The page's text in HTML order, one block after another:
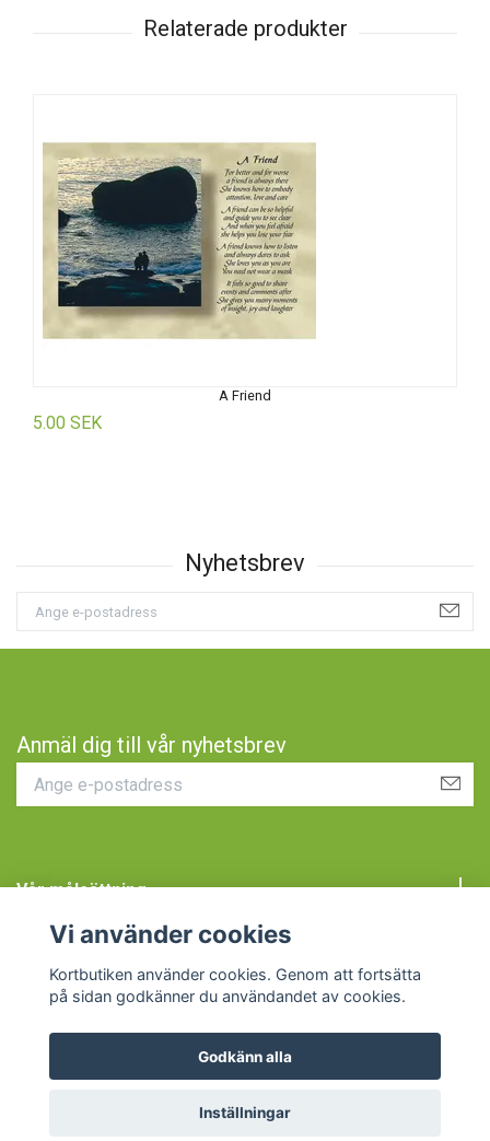
A Friend
5.00 SEK
Anmäl dig till vår nyhetsbrev
Vår målsättning
© 2026 Kortbutiken
Vi använder cookies
Kortbutiken använder cookies. Genom att fortsätta
på sidan godkänner du användandet av cookies.
Godkänn alla
Inställningar